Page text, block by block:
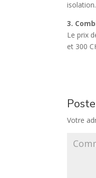
3.
Le prix
et 300
Votre